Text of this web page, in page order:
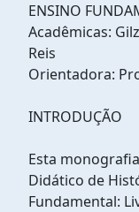
ENSINO
Acadêmicas:
Reis
Orientadora:
INTRODUÇÃO
Esta
Didático de
Fundamental: